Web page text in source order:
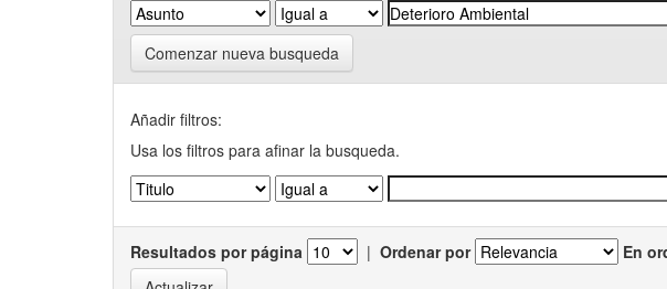
Comenzar nueva busqueda
Añadir filtros:
Usa los filtros para afinar la busqueda.
Resultados por página | Ordenar por En